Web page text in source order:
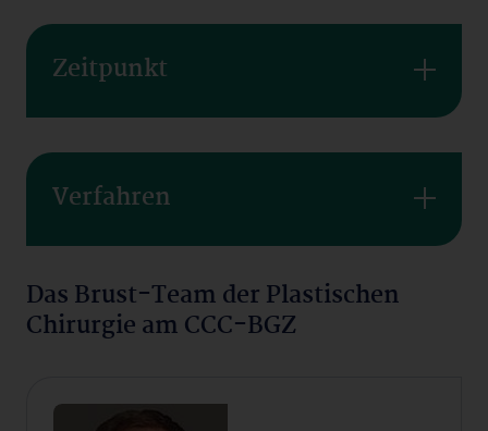
Zeitpunkt
Verfahren
Das Brust-Team der Plastischen
Chirurgie am CCC-BGZ